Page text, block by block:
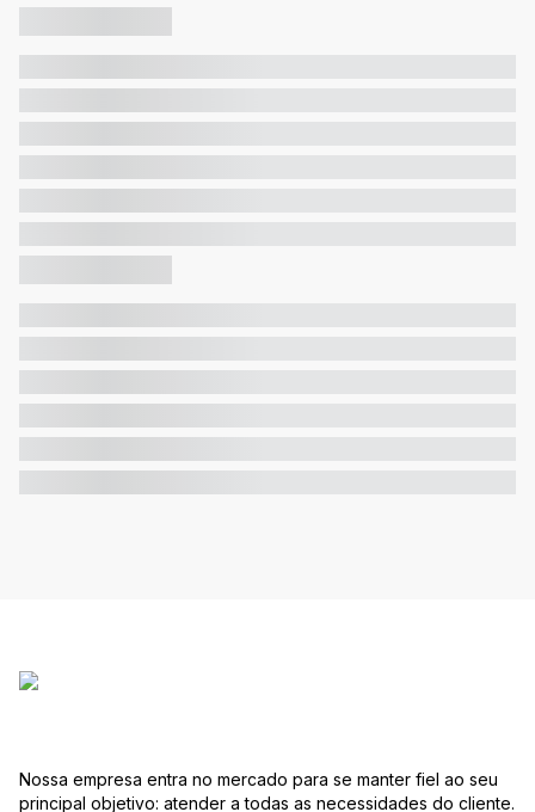
Nossa empresa entra no mercado para se manter fiel ao seu
principal objetivo: atender a todas as necessidades do cliente.